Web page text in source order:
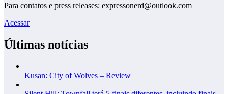
Para contatos e press releases: expressonerd@outlook.com
Acessar
Últimas notícias
Kusan: City of Wolves – Review